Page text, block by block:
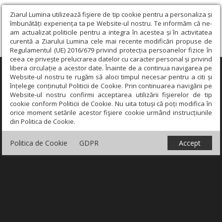
Ziarul Lumina utilizează fişiere de tip cookie pentru a personaliza și
îmbunătăți experiența ta pe Website-ul nostru. Te informăm că ne-
am actualizat politicile pentru a integra în acestea și în activitatea
curentă a Ziarului Lumina cele mai recente modificări propuse de
Regulamentul (UE) 2016/679 privind protecția persoanelor fizice în
ceea ce privește prelucrarea datelor cu caracter personal și privind
libera circulație a acestor date. Înainte de a continua navigarea pe
Website-ul nostru te rugăm să aloci timpul necesar pentru a citi și
înțelege conținutul Politicii de Cookie. Prin continuarea navigării pe
Website-ul nostru confirmi acceptarea utilizării fişierelor de tip
cookie conform Politicii de Cookie. Nu uita totuși că poți modifica în
orice moment setările acestor fişiere cookie urmând instrucțiunile
din Politica de Cookie.
Politica de Cookie GDPR Accept
×